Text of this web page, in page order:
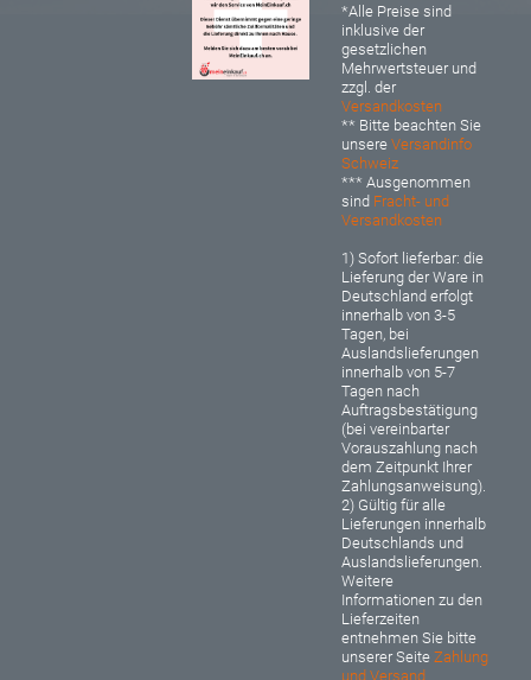
*Alle Preise sind
inklusive der
gesetzlichen
Mehrwertsteuer und
zzgl. der
Versandkosten
** Bitte beachten Sie
unsereVersandinfo
Schweiz
*** Ausgenommen
sind Fracht- und
Versandkosten
1) Sofort lieferbar: die
Lieferung der Ware in
Deutschland erfolgt
innerhalb von 3-5
Tagen, bei
Auslandslieferungen
innerhalb von 5-7
Tagen nach
Auftragsbestätigung
(bei vereinbarter
Vorauszahlung nach
dem Zeitpunkt Ihrer
Zahlungsanweisung).
2) Gültig für alle
Lieferungen innerhalb
Deutschlands und
Auslandslieferungen.
Weitere
Informationen zu den
Lieferzeiten
entnehmen Sie bitte
unserer SeiteZahlung
und Versand